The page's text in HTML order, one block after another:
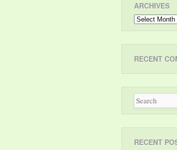
ARCHIVES
Archives
RECENT
RECENT